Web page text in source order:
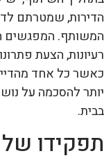
הדירות, שמטרתם
המשותף. המפגשים
רעיונות, הצעת
כאשר כל אחד
יותר להסכמה על
בבית.
תפקידו של